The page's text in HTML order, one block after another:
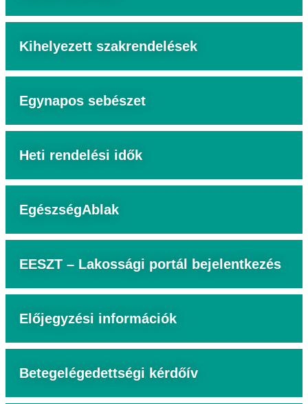
Kihelyezett szakrendelések
Egynapos sebészet
Heti rendelési idők
EgészségAblak
EESZT – Lakossági portál bejelentkezés
Előjegyzési információk
Betegelégedettségi kérdőív